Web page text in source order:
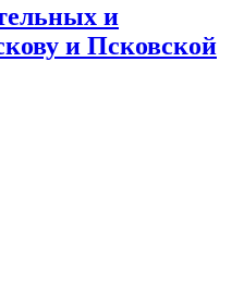
и
и Псковской